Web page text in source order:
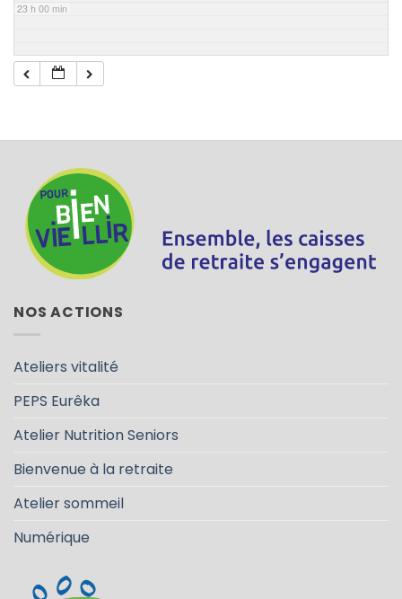
23 h 00 min
NOS ACTIONS
Ateliers vitalité
PEPS Eurêka
Atelier Nutrition Seniors
Bienvenue à la retraite
Atelier sommeil
Numérique